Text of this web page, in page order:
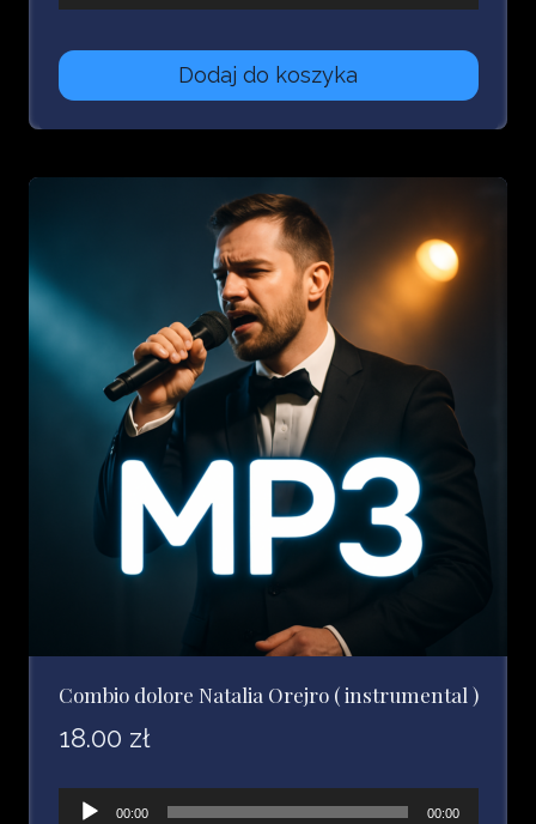
plików
dźwiękowych
Dodaj do koszyka
Combio dolore Natalia Orejro ( instrumental )
18.00 zł
Odtwarzacz
00:00 00:00